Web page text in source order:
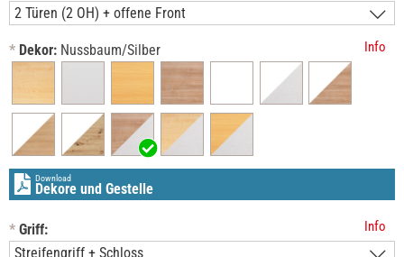
* Dekor: Nussbaum/Silber Info
Download
Dekore und Gestelle
* Griff: Info